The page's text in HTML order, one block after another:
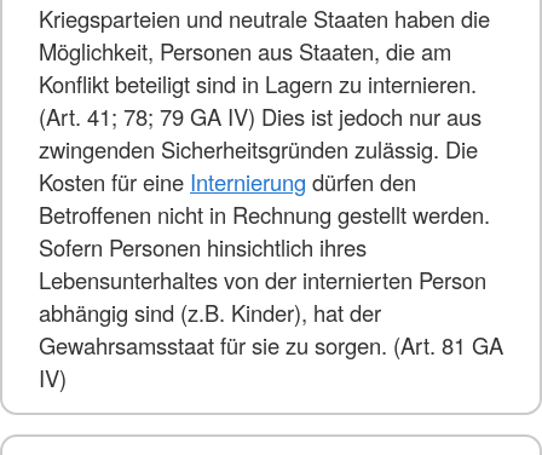
Kriegsparteien und neutrale Staaten haben die
Möglichkeit, Personen aus Staaten, die am
Konflikt beteiligt sind in Lagern zu internieren.
(Art. 41; 78; 79 GA IV) Dies ist jedoch nur aus
zwingenden Sicherheitsgründen zulässig. Die
Kosten für eine Internierung dürfen den
Betroffenen nicht in Rechnung gestellt werden.
Sofern Personen hinsichtlich ihres
Lebensunterhaltes von der internierten Person
abhängig sind (z.B. Kinder), hat der
Gewahrsamsstaat für sie zu sorgen. (Art. 81 GA
IV)